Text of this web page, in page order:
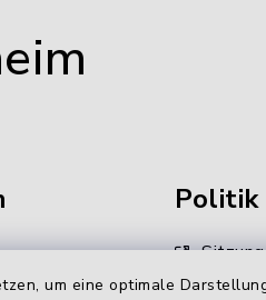
um eine optimale